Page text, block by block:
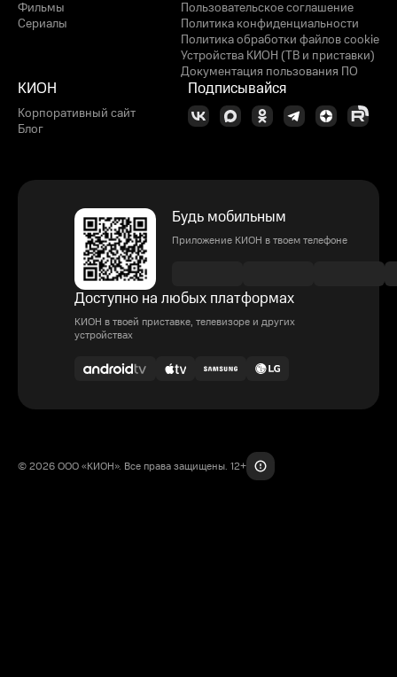
Фильмы
Сериалы
Пользовательское соглашение
Политика конфиденциальности
Политика обработки файлов cookie
Устройства КИОН (ТВ и приставки)
Документация пользования ПО
КИОН
Корпоративный сайт
Блог
Подписывайся
Будь мобильным
Приложение КИОН в твоем телефоне
Доступно на любых платформах
КИОН в твоей приставке, телевизоре и других
устройствах
© 2026 ООО «КИОН». Все права защищены. 12+